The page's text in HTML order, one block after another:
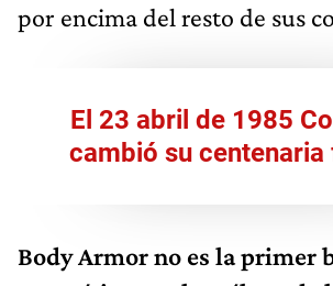
por encima del resto de sus
El 23 abril de 1985
cambió su
Body Armor no es la primer